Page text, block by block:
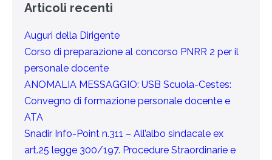
Articoli recenti
Auguri della Dirigente
Corso di preparazione al concorso PNRR 2 per il
personale docente
ANOMALIA MESSAGGIO: USB Scuola-Cestes:
Convegno di formazione personale docente e
ATA
Snadir Info-Point n.311 – All’albo sindacale ex
art.25 legge 300/197. Procedure Straordinarie e